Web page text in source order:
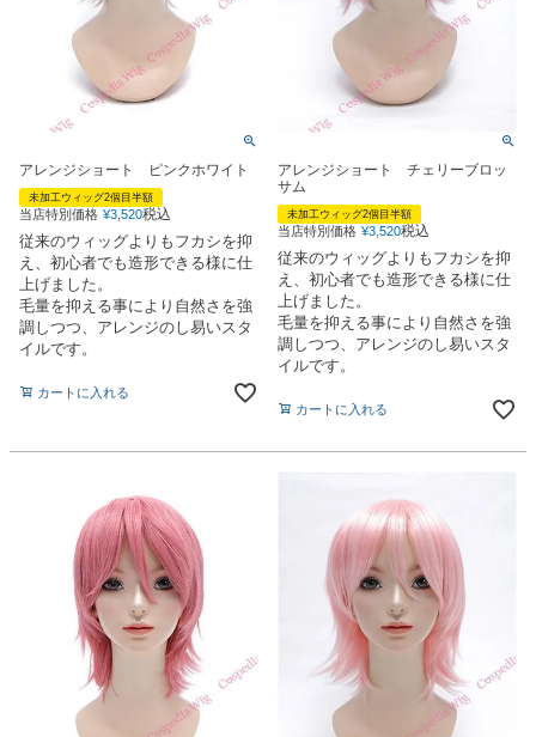
アレンジショート ピンクホワイト
未加工ウィッグ2個目半額
当店特別価格 ¥3,520税込
従来のウィッグよりもフカシを抑
え、初心者でも造形できる様に仕
上げました。
毛量を抑える事により自然さを強
調しつつ、アレンジのし易いスタ
イルです。
カートに入れる
アレンジショート チェリーブロッ
サム
未加工ウィッグ2個目半額
当店特別価格 ¥3,520税込
従来のウィッグよりもフカシを抑
え、初心者でも造形できる様に仕
上げました。
毛量を抑える事により自然さを強
調しつつ、アレンジのし易いスタ
イルです。
カートに入れる